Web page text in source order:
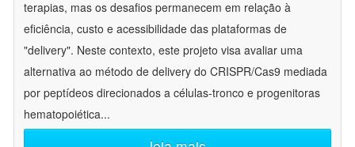
terapias, mas os desafios permanecem em relação à
eficiência, custo e acessibilidade das plataformas de
"delivery". Neste contexto, este projeto visa avaliar uma
alternativa ao método de delivery do CRISPR/Cas9 mediada
por peptídeos direcionados a células-tronco e progenitoras
hematopoiética...